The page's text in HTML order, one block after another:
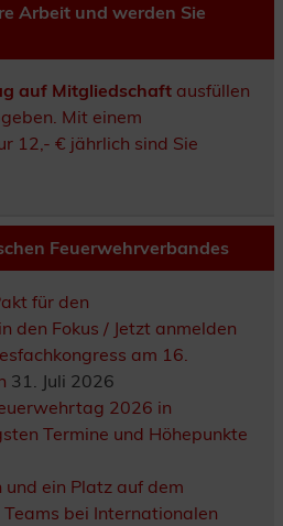
Arbeit und werden Sie
auf Mitgliedschaftausfüllen
Mit einem
12,- € jährlich sind Sie
Feuerwehrverbandes
für den
den Fokus / Jetzt anmelden
am 16.
31. Juli 2026
2026 in
Termine und Höhepunkte
ein Platz auf dem
bei Internationalen